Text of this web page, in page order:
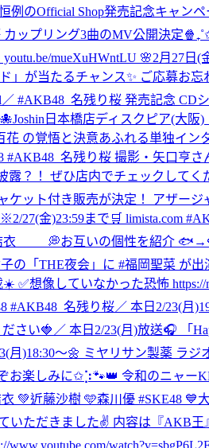
Shop発売記念キャンペ
カップリング3曲のMV公開決定
mueXuHWntLU 🌸2月27日(
が当たるチャンス✨ ご応募お
／ #AKB48_名残り桜 発売記念 CD
日本橋店ディスクピア(大阪)
の覚悟と決意あふれる単独イン
#AKB48_名残り桜 撮影・矢口亨さ
？！ ぜひ店内でチェックして
ット付き販売が決定！ アザージ
27(金)23:59まで🛒 limista.com
結衣 💭お互いの個性を紹介
の「THE夜会」に #福岡聖菜 が
想像していなかった恐怖 https://
#AKB48_名残り桜／ 本日2/23(月
さい🍓 ／ 本日2/23(月)放送🎧 「
月)18:30～🌼 ミヤリサン製薬 ラ
ぞお楽しみに✩⡱🐾👑 令和のニャー
💚近藤沙樹 🩵森川優 #SKE48
いただきました✌️ 内容は『AKB